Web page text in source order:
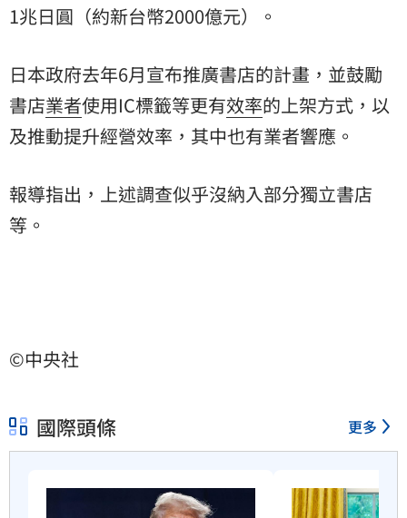
1兆日圓（約新台幣2000億元）。
日本政府去年6月宣布推廣書店的計畫，並鼓勵
書店業者使用IC標籤等更有效率的上架方式，以
及推動提升經營效率，其中也有業者響應。
報導指出，上述調查似乎沒納入部分獨立書店
等。
©中央社
國際頭條 更多